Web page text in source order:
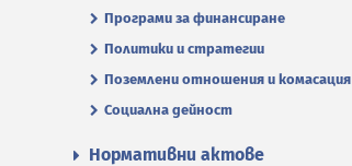
Програми за финансиране
Политики и стратегии
Поземлени отношения и комасация
Социална дейност
Нормативни актове